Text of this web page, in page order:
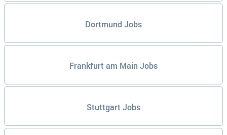
Dortmund Jobs
Frankfurt am Main Jobs
Stuttgart Jobs